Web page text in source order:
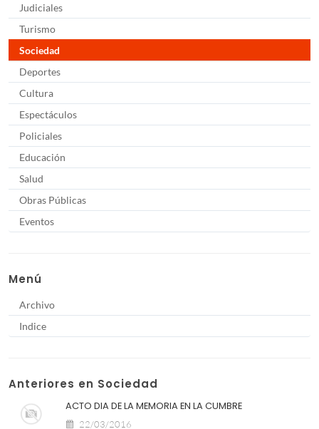
Judiciales
Turismo
Sociedad
Deportes
Cultura
Espectáculos
Policiales
Educación
Salud
Obras Públicas
Eventos
Menú
Archivo
Indice
Anteriores en Sociedad
ACTO DIA DE LA MEMORIA EN LA CUMBRE
22/03/2016